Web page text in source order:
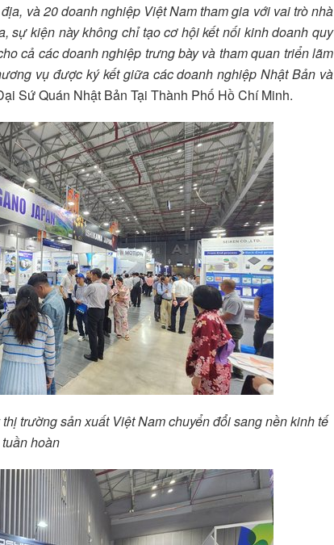
và 20 doanh nghiệp Việt Nam tham gia với vai trò nhà
sự kiện này không chỉ tạo cơ hội kết nối kinh doanh quy
cả các doanh nghiệp trưng bày và tham quan triển lãm
vụ được ký kết giữa các doanh nghiệp Nhật Bản và
Sứ Quán Nhật Bản Tại Thành Phố Hồ Chí Minh.
trường sản xuất Việt Nam chuyển đổi sang nền kinh tế
tuần hoàn